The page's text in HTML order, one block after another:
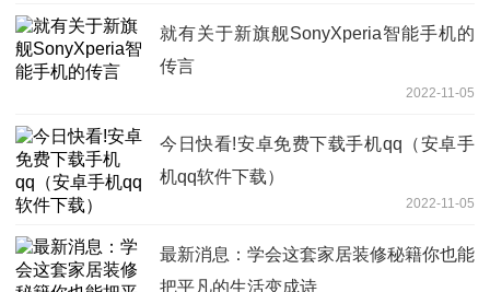
就有关于新旗舰SonyXperia智能手机的
传言
2022-11-05
今日快看!安卓免费下载手机qq（安卓手
机qq软件下载）
2022-11-05
最新消息：学会这套家居装修秘籍你也能
把平凡的生活变成诗